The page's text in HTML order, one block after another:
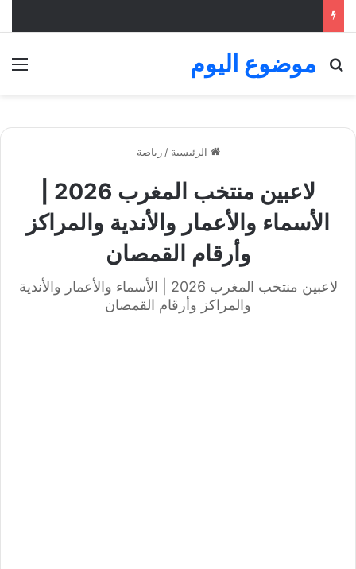
موضوع اليوم
بحث عن
الرئيسية / رياضة
الأسماء والأعمار والأندية والمراكز
وأرقام القمصان
لاعبين منتخب المغرب 2026 | الأسماء والأعمار والأندية
والمراكز وأرقام القمصان